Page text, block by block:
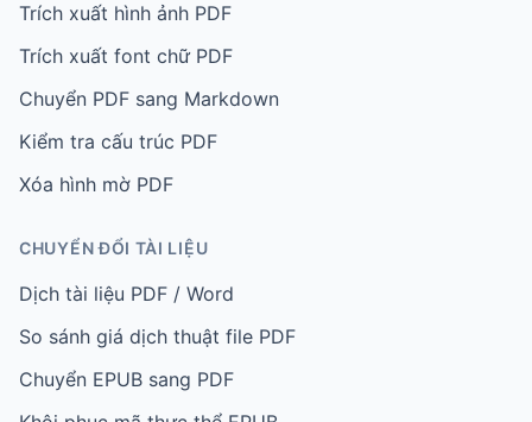
Trích xuất hình ảnh PDF
Trích xuất font chữ PDF
Chuyển PDF sang Markdown
Kiểm tra cấu trúc PDF
Xóa hình mờ PDF
CHUYỂN ĐỔI TÀI LIỆU
Dịch tài liệu PDF / Word
So sánh giá dịch thuật file PDF
Chuyển EPUB sang PDF